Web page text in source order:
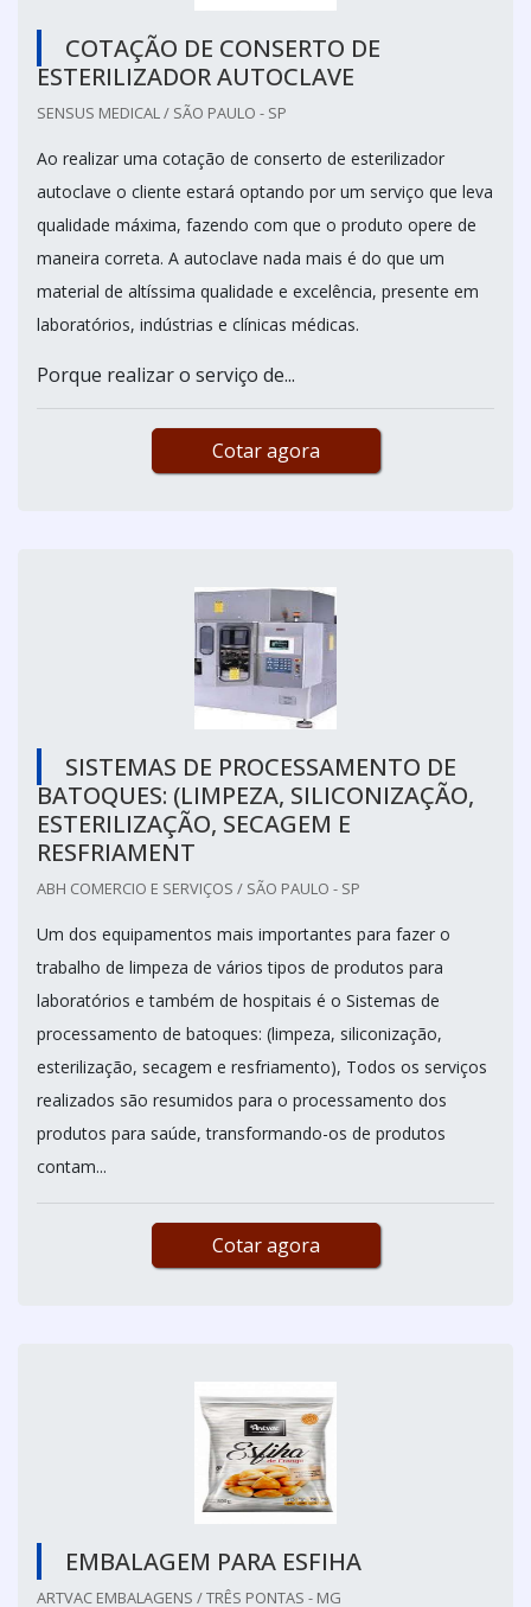
COTAÇÃO DE CONSERTO DE
ESTERILIZADOR AUTOCLAVE
SENSUS MEDICAL / SÃO PAULO - SP
Ao realizar uma cotação de conserto de esterilizador
autoclave o cliente estará optando por um serviço que leva
qualidade máxima, fazendo com que o produto opere de
maneira correta. A autoclave nada mais é do que um
material de altíssima qualidade e excelência, presente em
laboratórios, indústrias e clínicas médicas.
Porque realizar o serviço de...
Cotar agora
SISTEMAS DE PROCESSAMENTO DE
BATOQUES: (LIMPEZA, SILICONIZAÇÃO,
ESTERILIZAÇÃO, SECAGEM E
RESFRIAMENT
ABH COMERCIO E SERVIÇOS / SÃO PAULO - SP
Um dos equipamentos mais importantes para fazer o
trabalho de limpeza de vários tipos de produtos para
laboratórios e também de hospitais é o Sistemas de
processamento de batoques: (limpeza, siliconização,
esterilização, secagem e resfriamento), Todos os serviços
realizados são resumidos para o processamento dos
produtos para saúde, transformando-os de produtos
contam...
Cotar agora
EMBALAGEM PARA ESFIHA
ARTVAC EMBALAGENS / TRÊS PONTAS - MG